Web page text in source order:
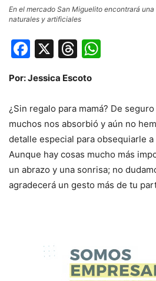
En el mercado San Miguelito encontrará
naturales y artificiales
Facebook
X Threads
Por: Jessica Escoto
¿Sin regalo para mamá? De
muchos nos absorbió y aún no
detalle especial para obsequiarle a
Aunque hay cosas mucho más
un abrazo y una sonrisa; no
agradecerá un gesto más de tu